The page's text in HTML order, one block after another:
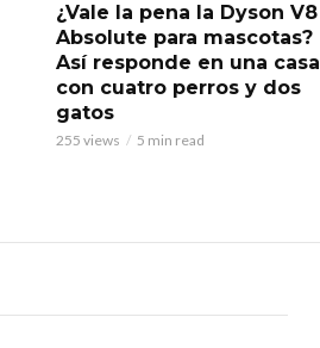
¿Vale la pena la Dyson V8
Absolute para mascotas?
Así responde en una casa
con cuatro perros y dos
gatos
255 views 5 min read